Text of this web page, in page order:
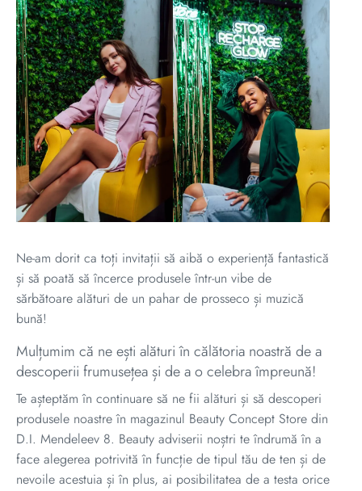
Ne-am dorit ca toți invitații să aibă o experiență fantastică
și să poată să încerce produsele într-un vibe de
sărbătoare alături de un pahar de prosseco și muzică
bună!
Mulțumim că ne ești alături în călătoria noastră de a
descoperii frumusețea și de a o celebra împreună!
Te așteptăm în continuare să ne fii alături și să descoperi
produsele noastre în magazinul Beauty Concept Store din
D.I. Mendeleev 8. Beauty adviserii noștri te îndrumă în a
face alegerea potrivită în funcție de tipul tău de ten și de
nevoile acestuia și în plus, ai posibilitatea de a testa orice